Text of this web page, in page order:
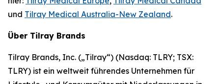
und Tilray Medical Australia-New Zealand.
Über Tilray Brands
Tilray Brands, Inc. („Tilray“) (Nasdaq: TLRY; TSX:
TLRY) ist ein weltweit führendes Unternehmen für